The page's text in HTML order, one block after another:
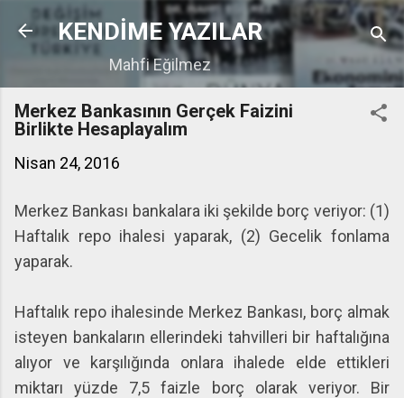
Ana içeriğe atla
KENDİME YAZILAR
Mahfi Eğilmez
Merkez Bankasının Gerçek Faizini
Birlikte Hesaplayalım
Nisan 24, 2016
Merkez Bankası bankalara iki şekilde borç veriyor: (1)
Haftalık repo ihalesi yaparak, (2) Gecelik fonlama
yaparak.
Haftalık repo ihalesinde Merkez Bankası, borç almak
isteyen bankaların ellerindeki tahvilleri bir haftalığına
alıyor ve karşılığında onlara ihalede elde ettikleri
miktarı yüzde 7,5 faizle borç olarak veriyor. Bir